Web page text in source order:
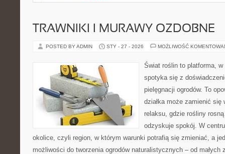
TRAWNIKI I MURAWY OZDOBNE
POSTED BY ADMIN STY - 27 - 2026 MOŻLIWOŚĆ
Świat roślin to platforma, w
spotyka się z
pielęgnacji ogrodów. To
działka może zamienić się
relaksu, gdzie rośliny
odzyskuje spokój. W
okolice, czyli region, w którym warunki potrafią się zmieniać, a
możliwości do tworzenia ogrodów naturalistycznych – od